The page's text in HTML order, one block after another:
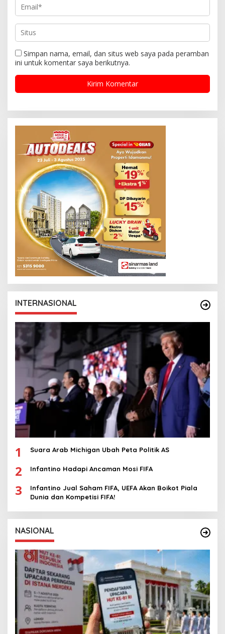
Simpan nama, email, dan situs web saya pada peramban
ini untuk komentar saya berikutnya.
INTERNASIONAL
1 Suara Arab Michigan Ubah Peta Politik AS
2 Infantino Hadapi Ancaman Mosi FIFA
3
Infantino Jual Saham FIFA, UEFA Akan Boikot Piala
Dunia dan Kompetisi FIFA!
NASIONAL